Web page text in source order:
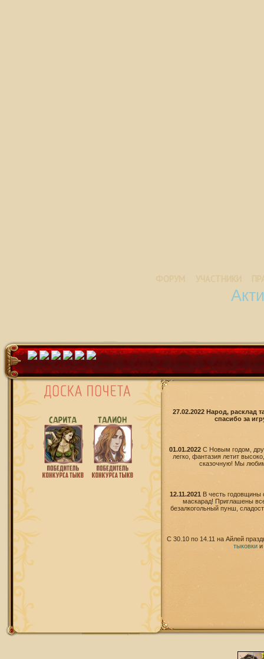
27.02.2022 Народ, расклад
спасибо за
01.01.2022 С Новым годом,
легко, фантазия летит
сказочную! Мы
12.11.2021
В честь годовщины
маскарад! Приглашены
безалкогольный пунш,
С 30.10 по 14.11 на Айлей
тыковкии